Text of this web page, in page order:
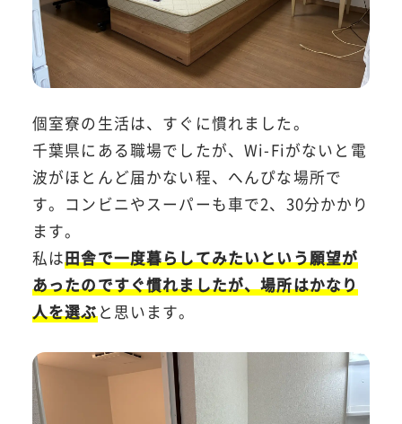
個室寮の生活は、すぐに慣れました。
千葉県にある職場でしたが、Wi-Fiがないと電
波がほとんど届かない程、へんぴな場所で
す。コンビニやスーパーも車で2、30分かかり
ます。
私は田舎で一度暮らしてみたいという願望が
あったのですぐ慣れましたが、場所はかなり
人を選ぶと思います。